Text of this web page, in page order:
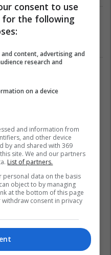
consent to use
for the following
content, advertising and
research and
on a device
and information from
and other device
by and shared with 369
site. We and our partners
List of partners.
personal data on the basis
object to by managing
at the bottom of this page
consent in privacy